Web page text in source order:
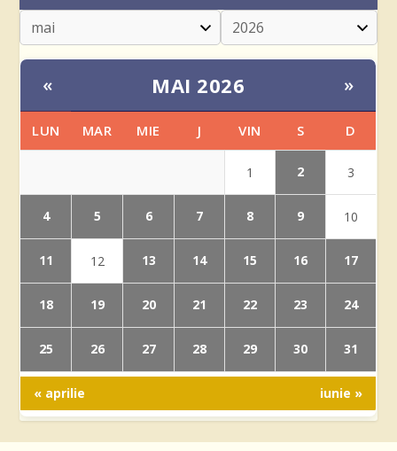
« MAI 2026 »
LUN MAR MIE J VIN S D
1 2 3
4 5 6 7 8 9 10
11 12 13 14 15 16 17
18 19 20 21 22 23 24
25 26 27 28 29 30 31
« aprilie iunie »